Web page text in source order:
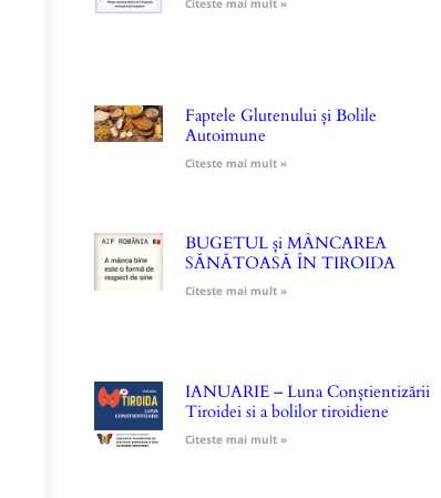
Citeste mai mult »
Faptele Glutenului și Bolile
Autoimune
Citeste mai mult »
BUGETUL și MÂNCAREA
SĂNĂTOASĂ ÎN TIROIDA
Citeste mai mult »
IANUARIE – Luna Conștientizării
Tiroidei si a bolilor tiroidiene
Citeste mai mult »